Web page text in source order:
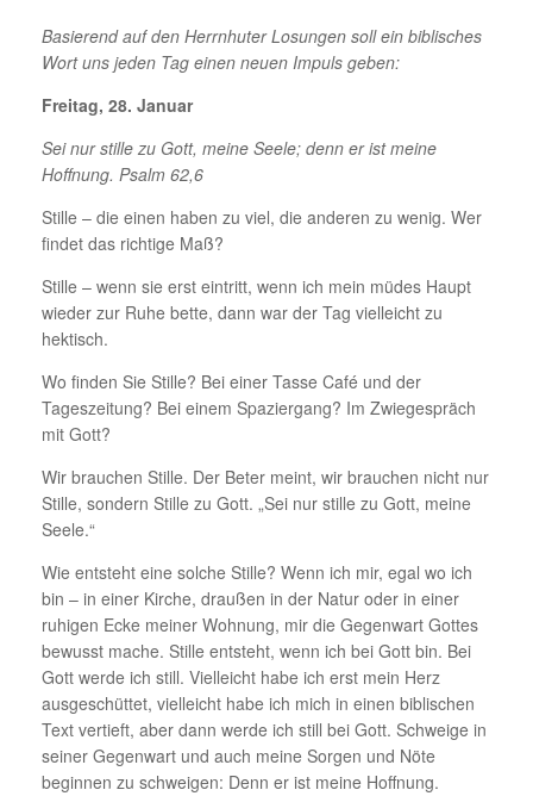
Basierend auf den Herrnhuter Losungen soll ein biblisches
Wort uns jeden Tag einen neuen Impuls geben:
Freitag, 28. Januar
Sei nur stille zu Gott, meine Seele; denn er ist meine
Hoffnung. Psalm 62,6
Stille – die einen haben zu viel, die anderen zu wenig. Wer
findet das richtige Maß?
Stille – wenn sie erst eintritt, wenn ich mein müdes Haupt
wieder zur Ruhe bette, dann war der Tag vielleicht zu
hektisch.
Wo finden Sie Stille? Bei einer Tasse Café und der
Tageszeitung? Bei einem Spaziergang? Im Zwiegespräch
mit Gott?
Wir brauchen Stille. Der Beter meint, wir brauchen nicht nur
Stille, sondern Stille zu Gott. „Sei nur stille zu Gott, meine
Seele.“
Wie entsteht eine solche Stille? Wenn ich mir, egal wo ich
bin – in einer Kirche, draußen in der Natur oder in einer
ruhigen Ecke meiner Wohnung, mir die Gegenwart Gottes
bewusst mache. Stille entsteht, wenn ich bei Gott bin. Bei
Gott werde ich still. Vielleicht habe ich erst mein Herz
ausgeschüttet, vielleicht habe ich mich in einen biblischen
Text vertieft, aber dann werde ich still bei Gott. Schweige in
seiner Gegenwart und auch meine Sorgen und Nöte
beginnen zu schweigen: Denn er ist meine Hoffnung.